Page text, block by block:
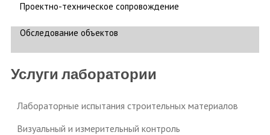
Проектно-техническое сопровождение
Обследование объектов
Услуги лаборатории
Лабораторные испытания строительных материалов
Визуальный и измерительный контроль